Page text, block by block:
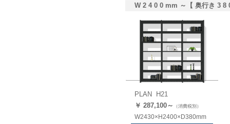
W 2 4 0 0 mm ～【 奥行き 3 8
PLAN H21
￥ 287,100～ （消費税別）
W2430×H2400×D380mm